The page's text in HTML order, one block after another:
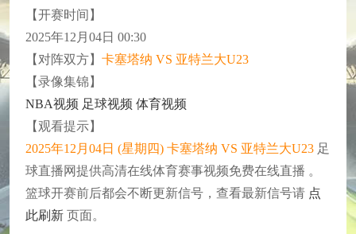
【开赛时间】
2025年12月04日 00:30
【对阵双方】 卡塞塔纳 VS 亚特兰大U23
【录像集锦】
NBA视频 足球视频 体育视频
【观看提示】
2025年12月04日 (星期四) 卡塞塔纳 VS 亚特兰大U23 足
球直播网提供高清在线体育赛事视频免费在线直播 。
篮球开赛前后都会不断更新信号，查看最新信号请 点
此刷新 页面。